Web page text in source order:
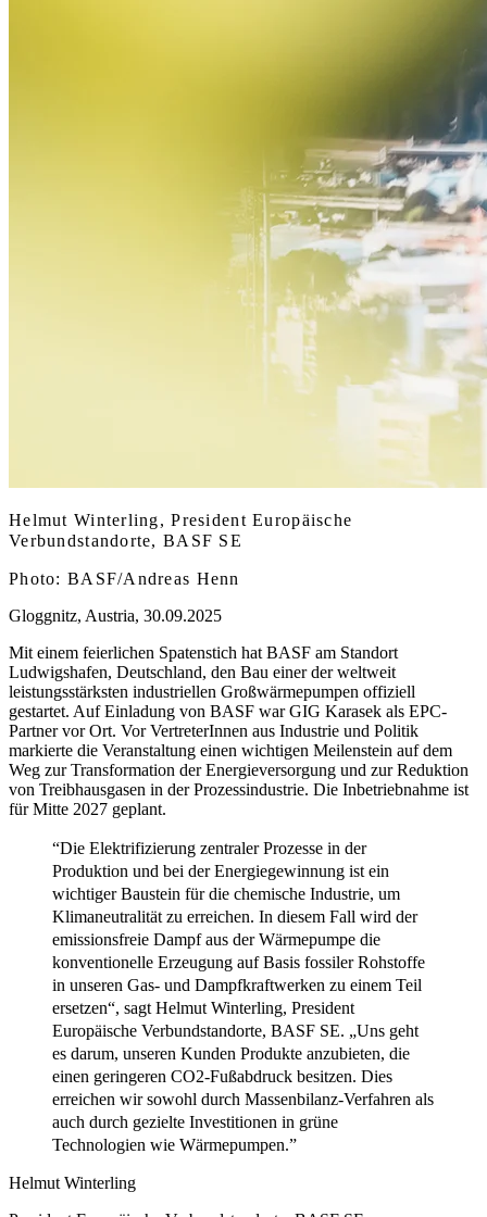
Helmut Winterling, President Europäische
Verbundstandorte, BASF SE
Photo: BASF/Andreas Henn
Gloggnitz, Austria, 30.09.2025
Mit einem feierlichen Spatenstich hat BASF am Standort
Ludwigshafen, Deutschland, den Bau einer der weltweit
leistungsstärksten industriellen Großwärmepumpen offiziell
gestartet. Auf Einladung von BASF war GIG Karasek als EPC-
Partner vor Ort. Vor VertreterInnen aus Industrie und Politik
markierte die Veranstaltung einen wichtigen Meilenstein auf dem
Weg zur Transformation der Energieversorgung und zur Reduktion
von Treibhausgasen in der Prozessindustrie. Die Inbetriebnahme ist
für Mitte 2027 geplant.
“Die Elektrifizierung zentraler Prozesse in der
Produktion und bei der Energiegewinnung ist ein
wichtiger Baustein für die chemische Industrie, um
Klimaneutralität zu erreichen. In diesem Fall wird der
emissionsfreie Dampf aus der Wärmepumpe die
konventionelle Erzeugung auf Basis fossiler Rohstoffe
in unseren Gas- und Dampfkraftwerken zu einem Teil
ersetzen“, sagt Helmut Winterling, President
Europäische Verbundstandorte, BASF SE. „Uns geht
es darum, unseren Kunden Produkte anzubieten, die
einen geringeren CO2-Fußabdruck besitzen. Dies
erreichen wir sowohl durch Massenbilanz-Verfahren als
auch durch gezielte Investitionen in grüne
Technologien wie Wärmepumpen.”
Helmut Winterling